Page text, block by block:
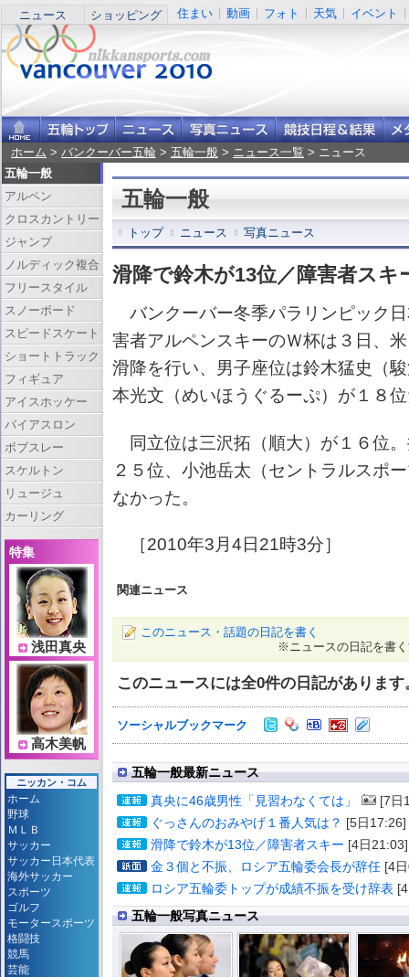
ニュース ショッピング 住まい 動画 フォト 天気 イベント
ホーム > バンクーバー五輪 > 五輪一般 > ニュース一覧 > ニュース
五輪一般
トップ ニュース 写真ニュース
滑降で鈴木が13位／障害者スキ
バンクーバー冬季パラリンピック
害者アルペンスキーのＷ杯は３日、
滑降を行い、男子座位は鈴木猛史（
本光文（めいほうぐるーぷ）が１８
同立位は三沢拓（順大）が１６位
２５位、小池岳太（セントラルスポ
なかった。
［2010年3月4日21時3分］
関連ニュース
このニュース・話題の日記を書く
※ニュースの日記を書
このニュースには全0件の日記があります
ソーシャルブックマーク
五輪一般最新ニュース
真央に46歳男性「見習わなくては」
[7日
ぐっさんのおみやげ１番人気は？ [5日17:26]
滑降で鈴木が13位／障害者スキー [4日21:03]
金３個と不振、ロシア五輪委会長が辞任 [4
ロシア五輪委トップが成績不振を受け辞表
五輪一般写真ニュース
五輪一般
アルペン
クロスカントリー
ジャンプ
ノルディック複合
フリースタイル
スノーボード
スピードスケート
ショートトラック
フィギュア
アイスホッケー
バイアスロン
ボブスレー
スケルトン
リュージュ
カーリング
特集
浅田真央
高木美帆
ニッカン・コム
ホーム
野球
ＭＬＢ
サッカー
サッカー日本代表
海外サッカー
スポーツ
ゴルフ
モータースポーツ
格闘技
競馬
芸能